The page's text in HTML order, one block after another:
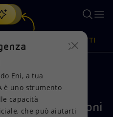
soluzione di intelligenza
PRODOTTI
Stampa
di azioni
Eni, a tua
è uno strumento
capacità
che può aiutarti